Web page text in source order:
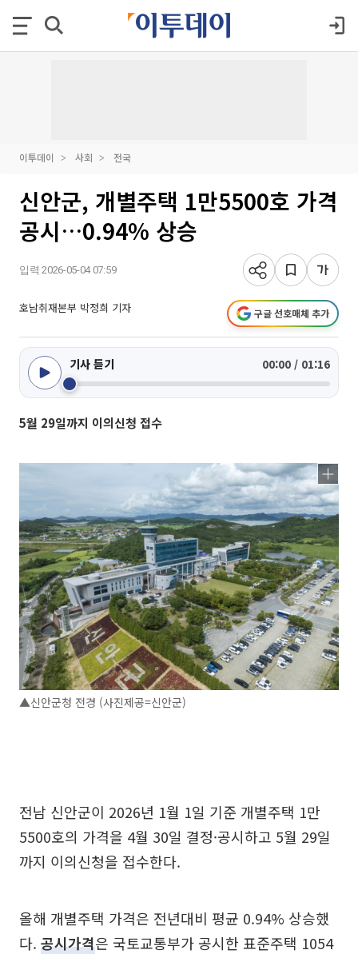
이투데이 사회 전국
신안군, 개별주택 1만5500호 가격
공시…0.94% 상승
입력 2026-05-04 07:59
호남취재본부 박정희 기자 구글 선호매체 추가
기사 듣기 00:00 / 01:16
5월 29일까지 이의신청 접수
▲신안군청 전경 (사진제공=신안군)
전남 신안군이 2026년 1월 1일 기준 개별주택 1만
5500호의 가격을 4월 30일 결정·공시하고 5월 29일
까지 이의신청을 접수한다.
올해 개별주택 가격은 전년대비 평균 0.94% 상승했
다. 공시가격은 국토교통부가 공시한 표준주택 1054